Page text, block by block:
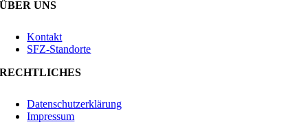
ÜBER UNS
Kontakt
SFZ-Standorte
RECHTLICHES
Datenschutzerklärung
Impressum